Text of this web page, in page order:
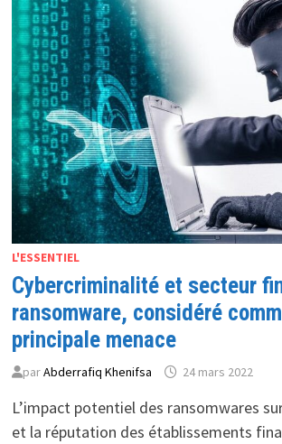
SUR
LE
CONTINENT
AFRIPOL
ET
GROUP-
IB
UNIS
DANS
LA
LUTTE
CONTRE
LA
CYBERCRIMINALITÉ
EN
AFRIQUE
L'ESSENTIEL
Cybercriminalité et secteur
ransomware, considéré
principale menace
parAbderrafiq Khenifsa 24 mars 2022
L’impact potentiel des ransomwares
et la réputation des établissements